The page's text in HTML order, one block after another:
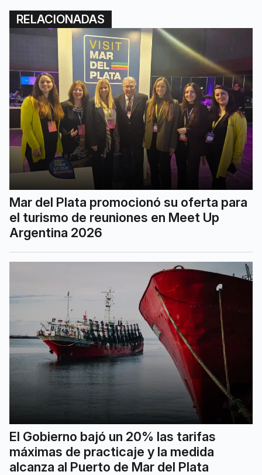
RELACIONADAS
Mar del Plata promocionó su oferta para
el turismo de reuniones en Meet Up
Argentina 2026
El Gobierno bajó un 20% las tarifas
máximas de practicaje y la medida
alcanza al Puerto de Mar del Plata